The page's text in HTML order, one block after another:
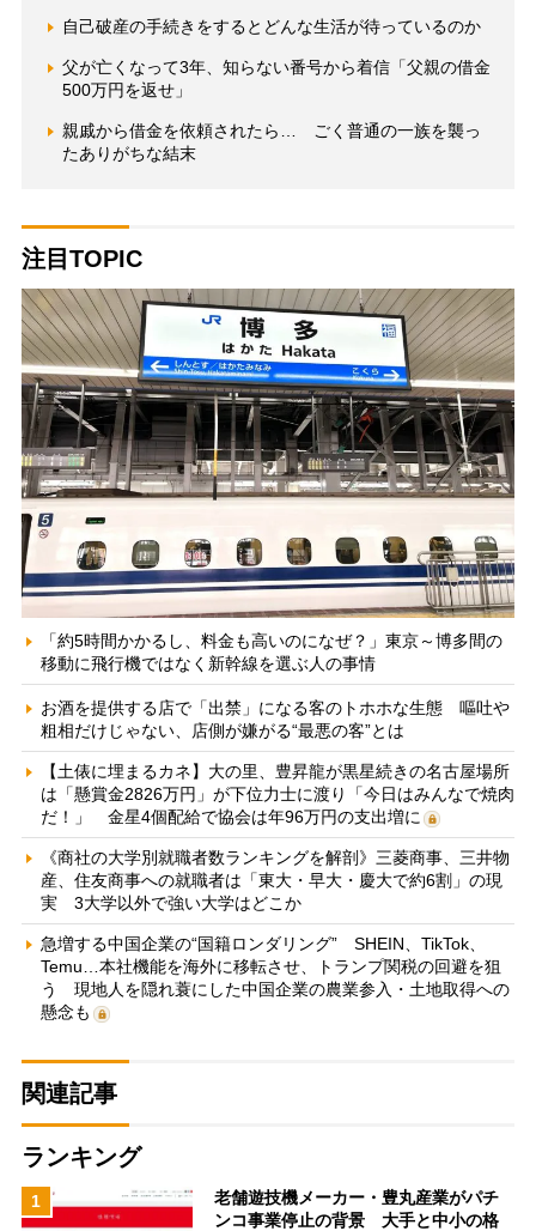
自己破産の手続きをするとどんな生活が待っているのか
父が亡くなって3年、知らない番号から着信「父親の借金
500万円を返せ」
親戚から借金を依頼されたら… ごく普通の一族を襲っ
たありがちな結末
注目TOPIC
「約5時間かかるし、料金も高いのになぜ？」東京～博多間の
移動に飛行機ではなく新幹線を選ぶ人の事情
お酒を提供する店で「出禁」になる客のトホホな生態 嘔吐や
粗相だけじゃない、店側が嫌がる“最悪の客”とは
【土俵に埋まるカネ】大の里、豊昇龍が黒星続きの名古屋場所
は「懸賞金2826万円」が下位力士に渡り「今日はみんなで焼肉
だ！」 金星4個配給で協会は年96万円の支出増に
《商社の大学別就職者数ランキングを解剖》三菱商事、三井物
産、住友商事への就職者は「東大・早大・慶大で約6割」の現
実 3大学以外で強い大学はどこか
急増する中国企業の“国籍ロンダリング” SHEIN、TikTok、
Temu…本社機能を海外に移転させ、トランプ関税の回避を狙
う 現地人を隠れ蓑にした中国企業の農業参入・土地取得への
懸念も
関連記事
ランキング
1
老舗遊技機メーカー・豊丸産業がパチ
ンコ事業停止の背景 大手と中小の格